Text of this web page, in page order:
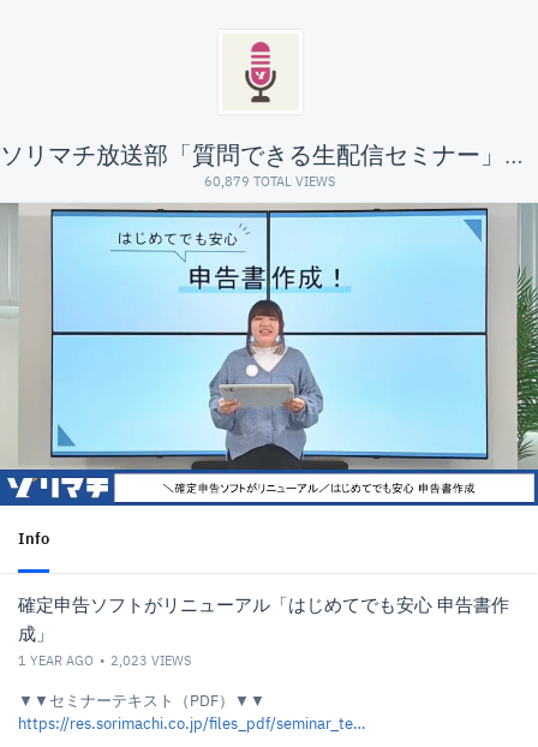
ソリマチ放送部「質問できる生配信セミナー」#製品サポート
60,879 TOTAL VIEWS
Info
確定申告ソフトがリニューアル「はじめてでも安心 申告書作
成」
1 YEAR AGO 2,023 VIEWS
▼▼セミナーテキスト（PDF）▼▼
https://res.sorimachi.co.jp/files_pdf/seminar_text/ols_250214_text.pdf